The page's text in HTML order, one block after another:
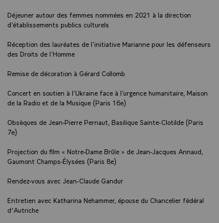
Déjeuner autour des femmes nommées en 2021 à la direction
d’établissements publics culturels
Réception des lauréates de l’initiative Marianne pour les défenseurs
des Droits de l’Homme
Remise de décoration à Gérard Collomb
Concert en soutien à l’Ukraine face à l’urgence humanitaire, Maison
de la Radio et de la Musique (Paris 16e)
Obsèques de Jean-Pierre Pernaut, Basilique Sainte-Clotilde (Paris
7e)
Projection du film « Notre-Dame Brûle » de Jean-Jacques Annaud,
Gaumont Champs-Élysées (Paris 8e)
Rendez-vous avec Jean-Claude Gandur
Entretien avec Katharina Nehammer, épouse du Chancelier fédéral
d'Autriche